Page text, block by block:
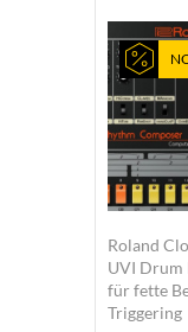
Roland
UVI Drum
für fette
Triggering